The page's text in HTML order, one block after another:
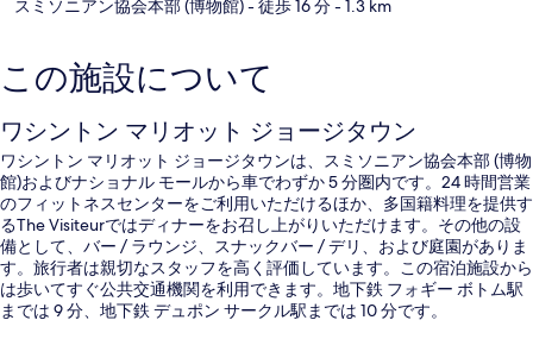
スミソニアン協会本部 (博物館)- 徒歩 16 分- 1.3 km
この施設について
ワシントン マリオット ジョージタウン
ワシントン マリオット ジョージタウンは、スミソニアン協会本部 (博物
館)およびナショナル モールから車でわずか 5 分圏内です。24 時間営業
のフィットネスセンターをご利用いただけるほか、多国籍料理を提供す
るThe Visiteurではディナーをお召し上がりいただけます。その他の設
備として、バー / ラウンジ、スナックバー / デリ、および庭園がありま
す。旅行者は親切なスタッフを高く評価しています。この宿泊施設から
は歩いてすぐ公共交通機関を利用できます。地下鉄 フォギー ボトム駅
までは 9 分、地下鉄 デュポン サークル駅までは 10 分です。